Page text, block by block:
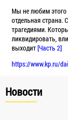
Мы нелюбим
отдельная страна.
трагедиями.
ликвидировать,
выходит[Часть 2]
https://www.kp.ru/
Новости